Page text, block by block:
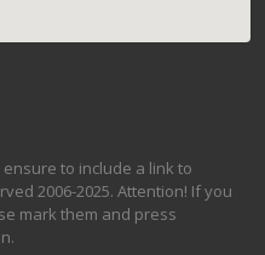
to include a link to
2006-2025. Attention! If you
mark them and press